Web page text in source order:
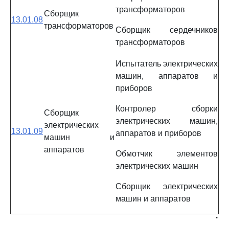
13.01.08
Сборщик
трансформаторов
трансформаторов
Сборщик сердечников
трансформаторов
13.01.09
Сборщик
электрических
машин и
аппаратов
Испытатель электрических
машин, аппаратов и
приборов
Контролер сборки
электрических машин,
аппаратов и приборов
Обмотчик элементов
электрических машин
Сборщик электрических
машин и аппаратов
"